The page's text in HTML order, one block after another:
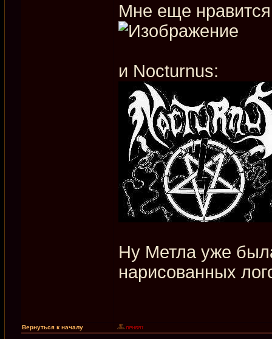
Мне еще
и Nocturnus:
Ну Метла уже
нарисованных
Вернуться к началу